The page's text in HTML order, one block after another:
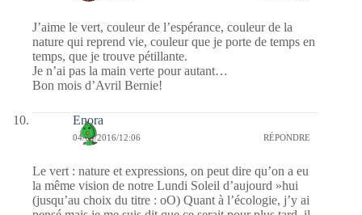
J’aime le vert, couleur de l’espérance, couleur de la
nature qui reprend vie, couleur que je porte de temps en
temps, que je trouve pétillante.
Je n’ai pas la main verte pour autant…
Bon mois d’Avril Bernie!
Enora
04/04/2016/12:06 RÉPONDRE
Le vert : nature et expressions, on peut dire qu’on a eu
la même vision de notre Lundi Soleil d’aujourd »hui
(jusqu’au choix du titre : oO) Quant à l’écologie, j’y ai